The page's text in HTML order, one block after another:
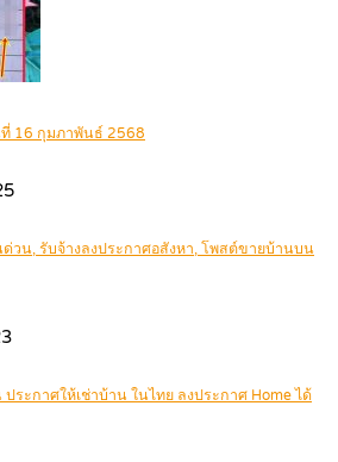
ที่ 16 กุมภาพันธ์ 2568
วน, รับจ้างลงประกาศอสังหา, โพสต์ขายบ้านบน
ประกาศให้เช่าบ้าน ในไทย ลงประกาศ Home ได้